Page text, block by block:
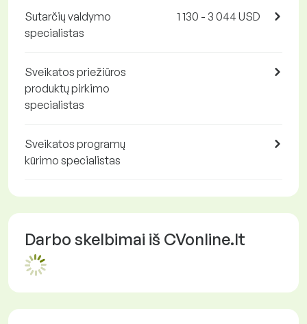
Sutarčių valdymo
specialistas
1 130 - 3 044 USD
Sveikatos priežiūros
produktų pirkimo
specialistas
Sveikatos programų
kūrimo specialistas
Darbo skelbimai iš CVonline.lt